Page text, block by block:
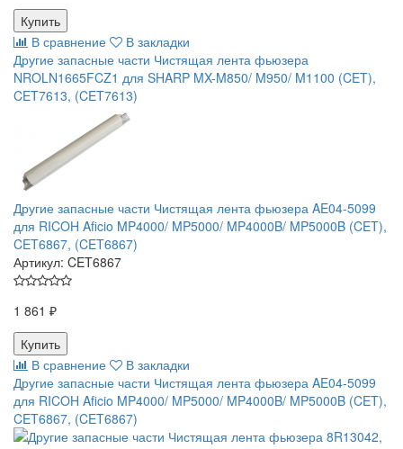
В сравнение
В закладки
Другие запасные части Чистящая лента фьюзера
NROLN1665FCZ1 для SHARP MX-M850/ M950/ M1100 (CET),
CET7613, (CET7613)
Другие запасные части Чистящая лента фьюзера AE04-5099
для RICOH Aficio MP4000/ MP5000/ MP4000B/ MP5000B (CET),
CET6867, (CET6867)
Артикул: CET6867
1 861 ₽
В сравнение
В закладки
Другие запасные части Чистящая лента фьюзера AE04-5099
для RICOH Aficio MP4000/ MP5000/ MP4000B/ MP5000B (CET),
CET6867, (CET6867)